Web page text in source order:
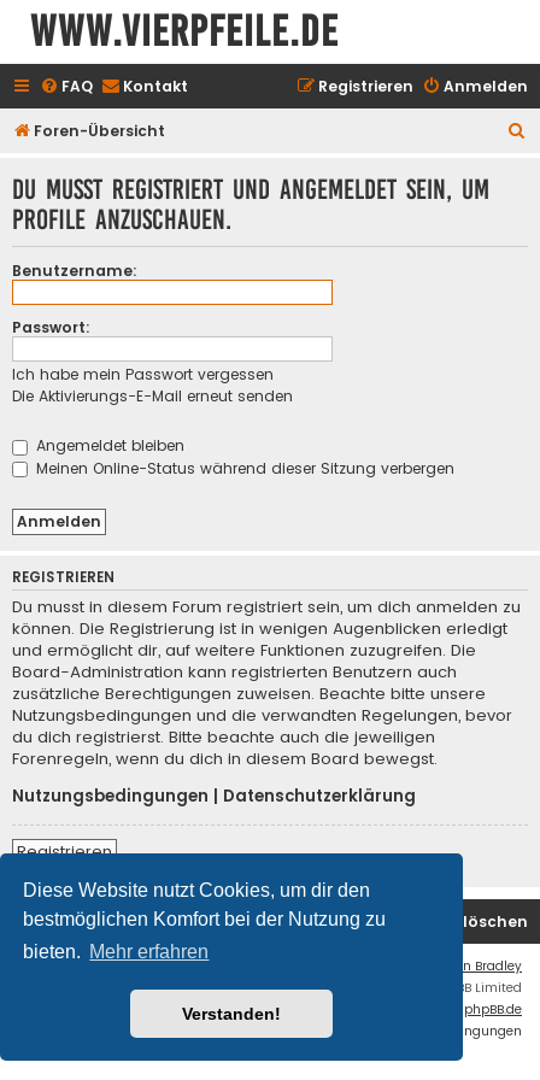
Diese Website nutzt Cookies, um dir den
bestmöglichen Komfort bei der Nutzung zu
bieten. Mehr erfahren
Verstanden!
www.vierpfeile.de
FAQ Kontakt Anmelden
Registrieren
Foren-Übersicht
Du musst registriert und angemeldet sein, um
Profile anzuschauen.
Benutzername:
Passwort:
Ich habe mein Passwort vergessen
Die Aktivierungs-E-Mail erneut senden
Angemeldet bleiben
Meinen Online-Status während dieser Sitzung verbergen
REGISTRIEREN
Du musst in diesem Forum registriert sein, um dich anmelden zu
können. Die Registrierung ist in wenigen Augenblicken erledigt
und ermöglicht dir, auf weitere Funktionen zuzugreifen. Die
Board-Administration kann registrierten Benutzern auch
zusätzliche Berechtigungen zuweisen. Beachte bitte unsere
Nutzungsbedingungen und die verwandten Regelungen, bevor
du dich registrierst. Bitte beachte auch die jeweiligen
Forenregeln, wenn du dich in diesem Board bewegst.
Nutzungsbedingungen
Datenschutzerklärung
Registrieren
Foren-Übersicht Alle Cookies löschen
Kontakt
Ian Bradley
Powered byphpBB® Forum Software © phpBB Limited
Deutsche Übersetzung durch phpBB.de
Datenschutz
Nutzungsbedingungen